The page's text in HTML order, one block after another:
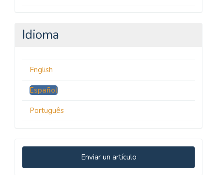
Idioma
English
Español
Português
Enviar
un
Enviar un artículo